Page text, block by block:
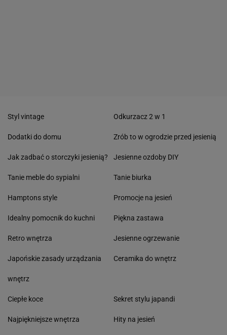
Styl vintage
Dodatki do domu
Jak zadbać o storczyki jesienią?
Tanie meble do sypialni
Hamptons style
Idealny pomocnik do kuchni
Retro wnętrza
Japońskie zasady urządzania
wnętrz
Odkurzacz 2 w 1
Zrób to w ogrodzie przed jesienią
Jesienne ozdoby DIY
Tanie biurka
Promocje na jesień
Piękna zastawa
Jesienne ogrzewanie
Ceramika do wnętrz
Ciepłe koce
Najpiękniejsze wnętrza
Sekret stylu japandi
Hity na jesień